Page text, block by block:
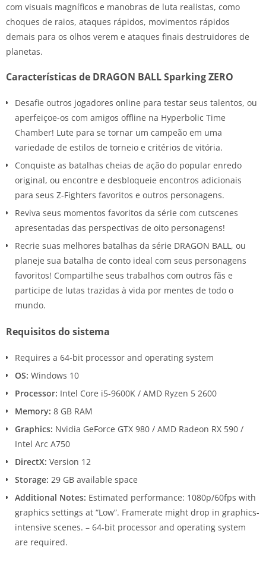
com visuais magníficos e manobras de luta realistas, como
choques de raios, ataques rápidos, movimentos rápidos
demais para os olhos verem e ataques finais destruidores de
planetas.
Características de DRAGON BALL Sparking ZERO
Desafie outros jogadores online para testar seus talentos, ou
aperfeiçoe-os com amigos offline na Hyperbolic Time
Chamber! Lute para se tornar um campeão em uma
variedade de estilos de torneio e critérios de vitória.
Conquiste as batalhas cheias de ação do popular enredo
original, ou encontre e desbloqueie encontros adicionais
para seus Z-Fighters favoritos e outros personagens.
Reviva seus momentos favoritos da série com cutscenes
apresentadas das perspectivas de oito personagens!
Recrie suas melhores batalhas da série DRAGON BALL, ou
planeje sua batalha de conto ideal com seus personagens
favoritos! Compartilhe seus trabalhos com outros fãs e
participe de lutas trazidas à vida por mentes de todo o
mundo.
Requisitos do sistema
Requires a 64-bit processor and operating system
OS: Windows 10
Processor: Intel Core i5-9600K / AMD Ryzen 5 2600
Memory: 8 GB RAM
Graphics: Nvidia GeForce GTX 980 / AMD Radeon RX 590 /
Intel Arc A750
DirectX: Version 12
Storage: 29 GB available space
Additional Notes: Estimated performance: 1080p/60fps with
graphics settings at “Low”. Framerate might drop in graphics-
intensive scenes. – 64-bit processor and operating system
are required.